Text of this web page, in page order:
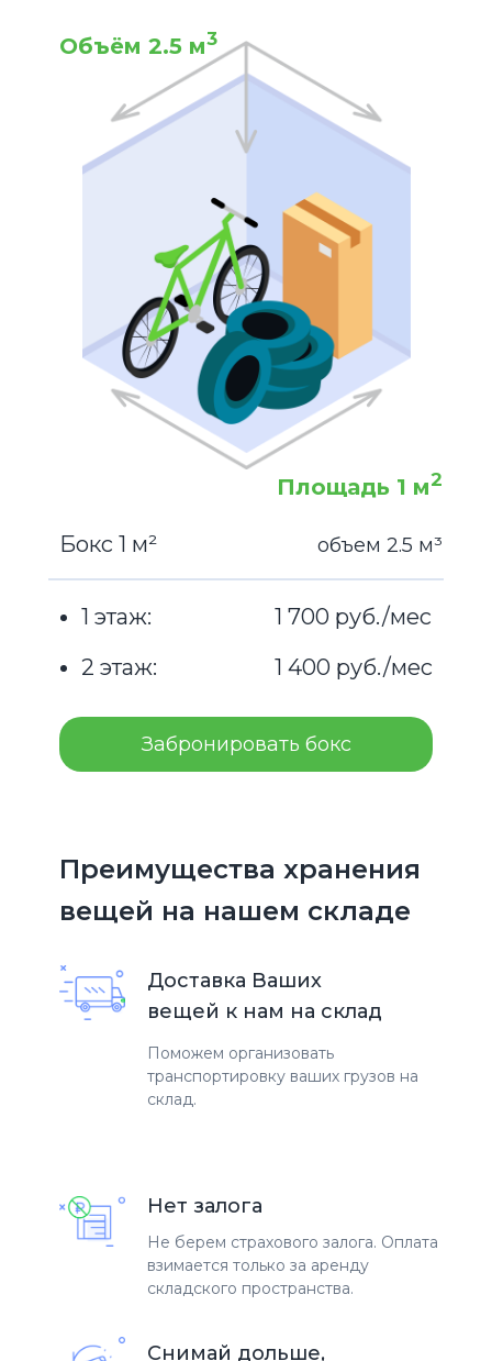
Забронировать бокс
Бокс 1 м² объем 2.5 м³
1 этаж:
2 этаж:
1 700 руб./мес
1 400 руб./мес
Объём 2.5 м3
Площадь 1 м2
Преимущества хранения
вещей на нашем складе
Снимай дольше,
Доставка Ваших
вещей к нам на склад
Поможем организовать
транспортировку ваших грузов на
склад.
Нет залога
Не берем страхового залога. Оплата
взимается только за аренду
складского пространства.